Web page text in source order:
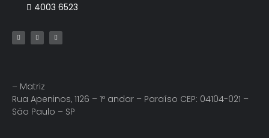
4003 6523
– Matriz
Rua Apeninos, 1126 – 1º andar – Paraíso CEP: 04104-021 –
São Paulo – SP